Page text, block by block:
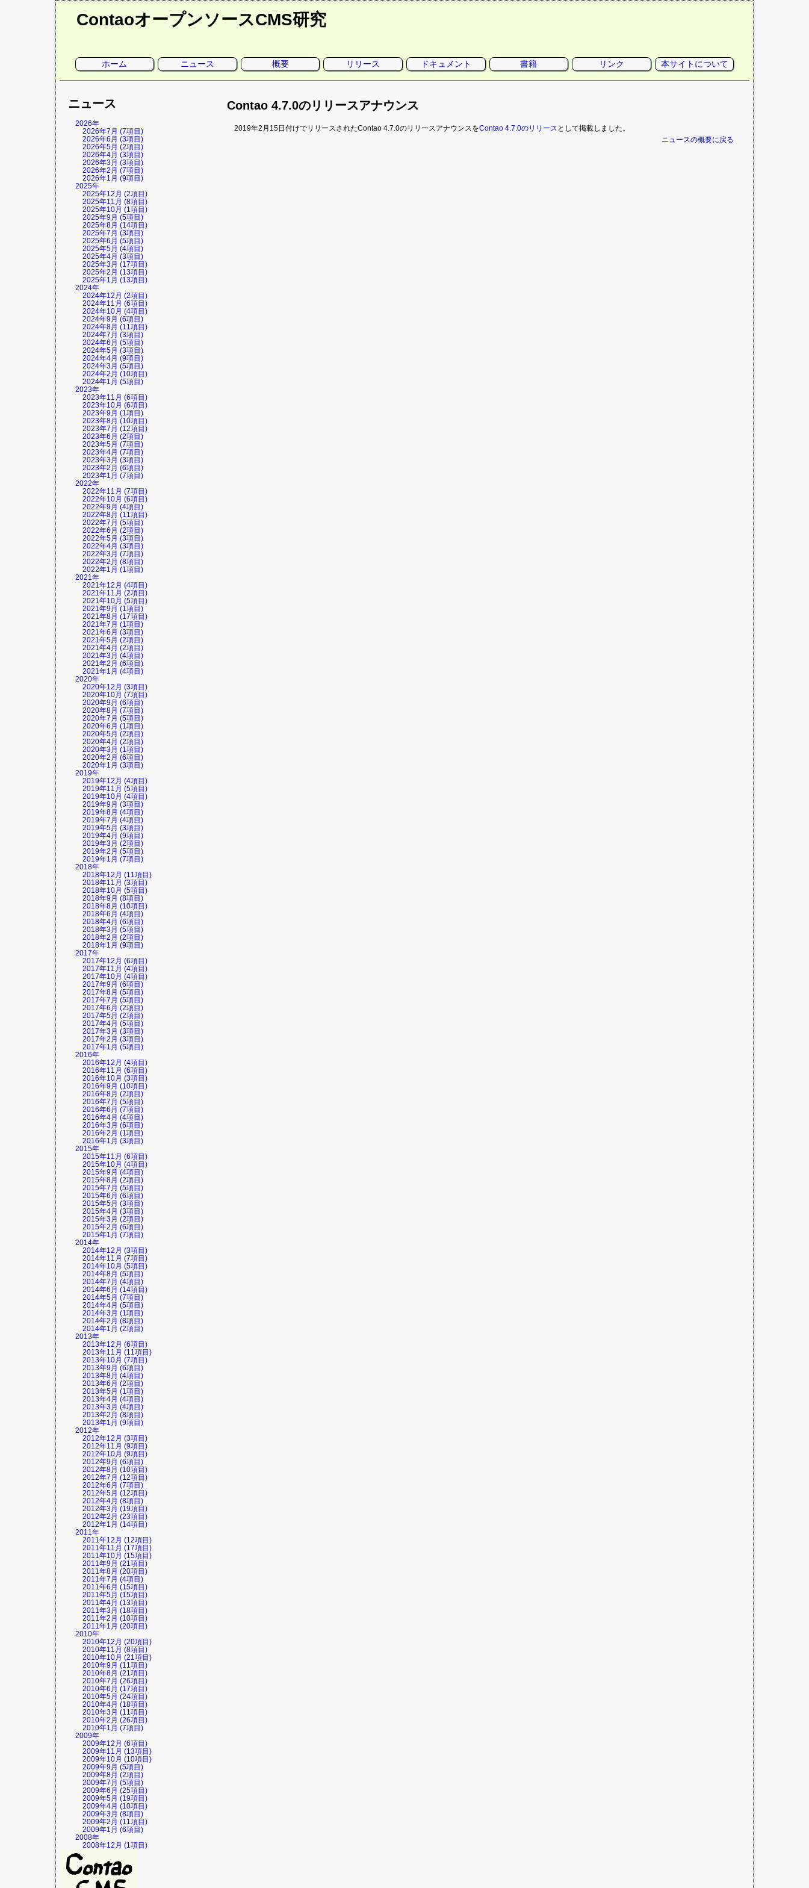
ContaoオープンソースCMS研究
ー
ホーム ニュース 概要 リリース ドキュメント 書籍 リンク 本サイトについて
Contao 4.7.0のリリースアナウンス
2019年2月15日付けでリリースされたContao 4.7.0のリリースアナウンスをContao 4.7.0のリリース として掲載しました。
ニュースの概要に戻る
ニュース
2026年
2026年7月 (7項目)
2026年6月 (3項目)
2026年5月 (2項目)
2026年4月 (3項目)
2026年3月 (3項目)
2026年2月 (7項目)
2026年1月 (9項目)
2025年
2025年12月 (2項目)
2025年11月 (8項目)
2025年10月 (1項目)
2025年9月 (5項目)
2025年8月 (14項目)
2025年7月 (3項目)
2025年6月 (5項目)
2025年5月 (4項目)
2025年4月 (3項目)
2025年3月 (17項目)
2025年2月 (13項目)
2025年1月 (13項目)
2024年
2024年12月 (2項目)
2024年11月 (6項目)
2024年10月 (4項目)
2024年9月 (6項目)
2024年8月 (11項目)
2024年7月 (3項目)
2024年6月 (5項目)
2024年5月 (3項目)
2024年4月 (9項目)
2024年3月 (5項目)
2024年2月 (10項目)
2024年1月 (5項目)
2023年
2023年11月 (6項目)
2023年10月 (6項目)
2023年9月 (1項目)
2023年8月 (10項目)
2023年7月 (12項目)
2023年6月 (2項目)
2023年5月 (7項目)
2023年4月 (7項目)
2023年3月 (3項目)
2023年2月 (6項目)
2023年1月 (7項目)
2022年
2022年11月 (7項目)
2022年10月 (6項目)
2022年9月 (4項目)
2022年8月 (11項目)
2022年7月 (5項目)
2022年6月 (2項目)
2022年5月 (3項目)
2022年4月 (3項目)
2022年3月 (7項目)
2022年2月 (8項目)
2022年1月 (1項目)
2021年
2021年12月 (4項目)
2021年11月 (2項目)
2021年10月 (5項目)
2021年9月 (1項目)
2021年8月 (17項目)
2021年7月 (1項目)
2021年6月 (3項目)
2021年5月 (2項目)
2021年4月 (2項目)
2021年3月 (4項目)
2021年2月 (6項目)
2021年1月 (4項目)
2020年
2020年12月 (3項目)
2020年10月 (7項目)
2020年9月 (6項目)
2020年8月 (7項目)
2020年7月 (5項目)
2020年6月 (1項目)
2020年5月 (2項目)
2020年4月 (2項目)
2020年3月 (1項目)
2020年2月 (6項目)
2020年1月 (3項目)
2019年
2019年12月 (4項目)
2019年11月 (5項目)
2019年10月 (4項目)
2019年9月 (3項目)
2019年8月 (4項目)
2019年7月 (4項目)
2019年5月 (3項目)
2019年4月 (9項目)
2019年3月 (2項目)
2019年2月 (5項目)
2019年1月 (7項目)
2018年
2018年12月 (11項目)
2018年11月 (3項目)
2018年10月 (5項目)
2018年9月 (8項目)
2018年8月 (10項目)
2018年6月 (4項目)
2018年4月 (6項目)
2018年3月 (5項目)
2018年2月 (2項目)
2018年1月 (9項目)
2017年
2017年12月 (6項目)
2017年11月 (4項目)
2017年10月 (4項目)
2017年9月 (6項目)
2017年8月 (5項目)
2017年7月 (5項目)
2017年6月 (2項目)
2017年5月 (2項目)
2017年4月 (5項目)
2017年3月 (3項目)
2017年2月 (3項目)
2017年1月 (5項目)
2016年
2016年12月 (4項目)
2016年11月 (6項目)
2016年10月 (3項目)
2016年9月 (10項目)
2016年8月 (2項目)
2016年7月 (5項目)
2016年6月 (7項目)
2016年4月 (4項目)
2016年3月 (6項目)
2016年2月 (1項目)
2016年1月 (3項目)
2015年
2015年11月 (6項目)
2015年10月 (4項目)
2015年9月 (4項目)
2015年8月 (2項目)
2015年7月 (5項目)
2015年6月 (6項目)
2015年5月 (3項目)
2015年4月 (3項目)
2015年3月 (2項目)
2015年2月 (6項目)
2015年1月 (7項目)
2014年
2014年12月 (3項目)
2014年11月 (7項目)
2014年10月 (5項目)
2014年8月 (5項目)
2014年7月 (4項目)
2014年6月 (14項目)
2014年5月 (7項目)
2014年4月 (5項目)
2014年3月 (1項目)
2014年2月 (8項目)
2014年1月 (2項目)
2013年
2013年12月 (6項目)
2013年11月 (11項目)
2013年10月 (7項目)
2013年9月 (6項目)
2013年8月 (4項目)
2013年6月 (2項目)
2013年5月 (1項目)
2013年4月 (4項目)
2013年3月 (4項目)
2013年2月 (8項目)
2013年1月 (9項目)
2012年
2012年12月 (3項目)
2012年11月 (9項目)
2012年10月 (9項目)
2012年9月 (6項目)
2012年8月 (10項目)
2012年7月 (12項目)
2012年6月 (7項目)
2012年5月 (12項目)
2012年4月 (8項目)
2012年3月 (19項目)
2012年2月 (23項目)
2012年1月 (14項目)
2011年
2011年12月 (12項目)
2011年11月 (17項目)
2011年10月 (15項目)
2011年9月 (21項目)
2011年8月 (20項目)
2011年7月 (4項目)
2011年6月 (15項目)
2011年5月 (15項目)
2011年4月 (13項目)
2011年3月 (18項目)
2011年2月 (10項目)
2011年1月 (20項目)
2010年
2010年12月 (20項目)
2010年11月 (8項目)
2010年10月 (21項目)
2010年9月 (11項目)
2010年8月 (21項目)
2010年7月 (26項目)
2010年6月 (17項目)
2010年5月 (24項目)
2010年4月 (18項目)
2010年3月 (11項目)
2010年2月 (26項目)
2010年1月 (7項目)
2009年
2009年12月 (6項目)
2009年11月 (13項目)
2009年10月 (10項目)
2009年9月 (5項目)
2009年8月 (2項目)
2009年7月 (5項目)
2009年6月 (25項目)
2009年5月 (19項目)
2009年4月 (10項目)
2009年3月 (8項目)
2009年2月 (11項目)
2009年1月 (6項目)
2008年
2008年12月 (1項目)